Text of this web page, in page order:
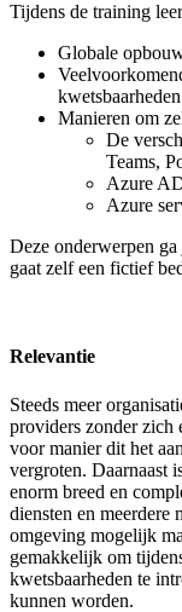
Tijdens de training
Globale
Manieren om
De
Teams,
Azure
Azure
Deze onderwerpen
gaat zelf een fictief
Relevantie
Steeds meer
providers zonder zich
voor manier dit het
vergroten. Daarnaast
enorm breed en
diensten en meerdere
omgeving mogelijk
gemakkelijk om
kwetsbaarheden te
kunnen worden.